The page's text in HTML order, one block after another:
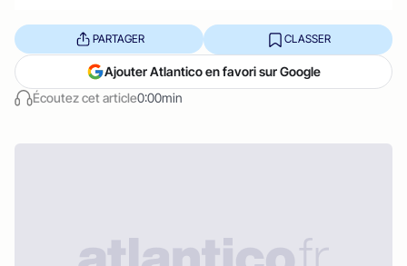
Écoutez cet article0:00min
PARTAGER CLASSER
Ajouter Atlantico en favori sur Google